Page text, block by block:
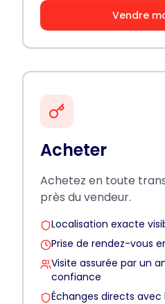
Vendre
Acheter
Achetez en toute
près du vendeur.
Localisation exacte
Prise de rendez-vous
Visite assurée par un
confiance
Échanges directs avec